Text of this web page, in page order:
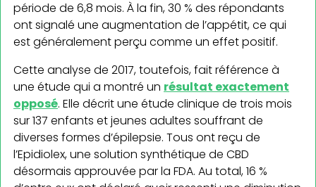
période de 6,8 mois. À la fin, 30 % des répondants
ont signalé une augmentation de l’appétit, ce qui
est généralement perçu comme un effet positif.
Cette analyse de 2017, toutefois, fait référence à
une étude qui a montré un résultat exactement
opposé. Elle décrit une étude clinique de trois mois
sur 137 enfants et jeunes adultes souffrant de
diverses formes d’épilepsie. Tous ont reçu de
l’Epidiolex, une solution synthétique de CBD
désormais approuvée par la FDA. Au total, 16 %